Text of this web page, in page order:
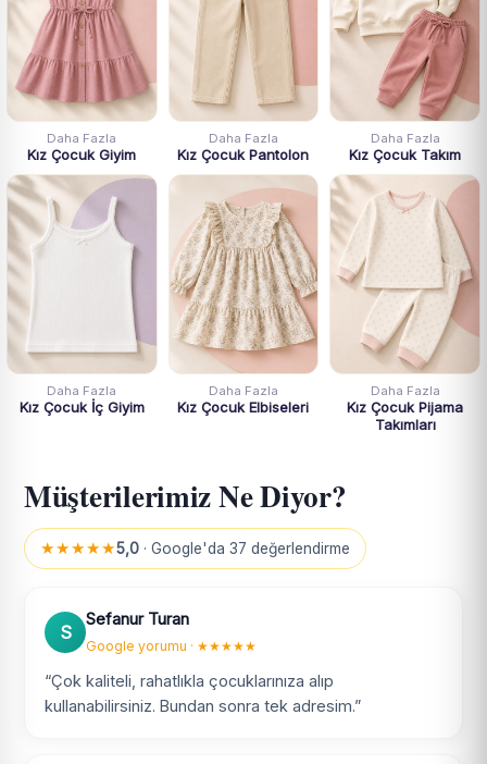
Daha Fazla
Kız Çocuk Giyim
Daha Fazla
Kız Çocuk Pantolon
Daha Fazla
Kız Çocuk Takım
Daha Fazla
Kız Çocuk İç Giyim
Daha Fazla
Kız Çocuk Elbiseleri
Daha Fazla
Kız Çocuk Pijama
Takımları
Müşterilerimiz Ne Diyor?
★★★★★5,0 · Google'da 37 değerlendirme
S
Sefanur Turan
Google yorumu · ★★★★★
“Çok kaliteli, rahatlıkla çocuklarınıza alıp
kullanabilirsiniz. Bundan sonra tek adresim.”